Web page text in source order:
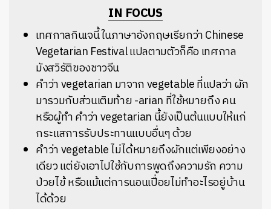
IN FOCUS
เทศกาลกินเจนี้ ในภาษาอังกฤษเรียกว่า Chinese
Vegetarian Festival แปลตามตัวก็คือ เทศกาล
มังสวิรัติของชาวจีน
คำว่า vegetarian มาจาก vegetable ที่แปลว่า ผัก
มารวมกับส่วนเติมท้าย -arian ที่ใช้หมายถึง คน
หรือผู้ทำ คำว่า vegetarian นี้ยังเป็นต้นแบบให้แก่
กระแสการรับประทานแบบอื่นๆ ด้วย
คำว่า vegetable ไม่ได้หมายถึงผักแต่เพียงอย่าง
เดียว แต่ยังเอาไปใช้กับการพูดถึงความรัก ความ
ป่วยไข้ หรือแม้แต่การนอนเปื่อยไม่ทำอะไรอยู่บ้าน
ได้ด้วย